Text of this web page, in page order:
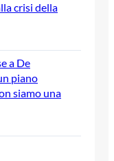
crisi della
a De
piano
siamo una